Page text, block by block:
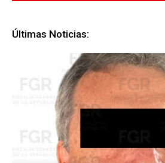
Últimas Noticias: